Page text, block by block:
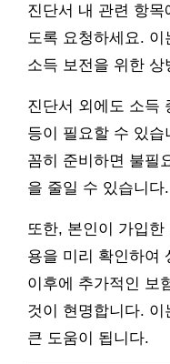
진단서 내 관련 항
도록 요청하세요.
소득 보전을 위한
진단서 외에도 소득
등이 필요할 수 있
꼼히 준비하면 불필
을 줄일 수 있습니다.
또한, 본인이 가입
용을 미리 확인하여
이후에 추가적인 보
것이 현명합니다. 이
큰 도움이 됩니다.